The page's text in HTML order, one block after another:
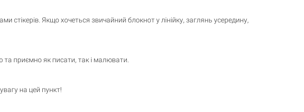
Якщо хочеться звичайний блокнот у лінійку, заглянь усередину,
приємно як писати, так і малювати.
на цей пункт!